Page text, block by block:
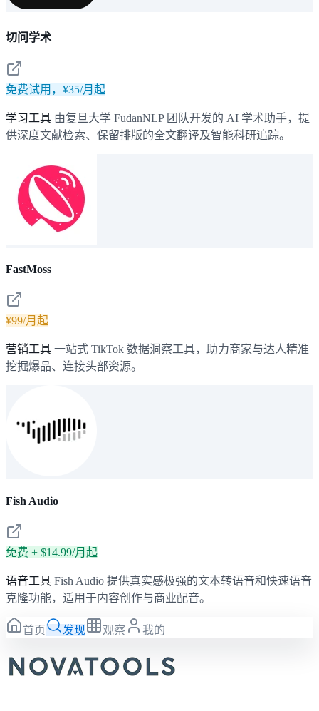
切问学术
免费试用，¥35/月起
学习工具 由复旦大学 FudanNLP 团队开发的 AI 学术助手，提
供深度文献检索、保留排版的全文翻译及智能科研追踪。
FastMoss
¥99/月起
营销工具 一站式 TikTok 数据洞察工具，助力商家与达人精准
挖掘爆品、连接头部资源。
Fish Audio
免费 + $14.99/月起
语音工具 Fish Audio 提供真实感极强的文本转语音和快速语音
克隆功能，适用于内容创作与商业配音。
首页 发现 观察 我的